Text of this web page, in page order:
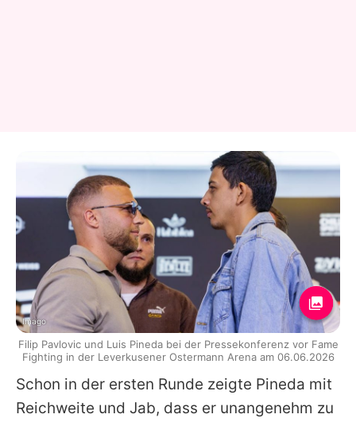
Schon in der ersten Runde zeigte Pineda mit
Reichweite und Jab, dass er unangenehm zu
Imago
Filip Pavlovic und Luis Pineda bei der Pressekonferenz vor Fame
Fighting in der Leverkusener Ostermann Arena am 06.06.2026